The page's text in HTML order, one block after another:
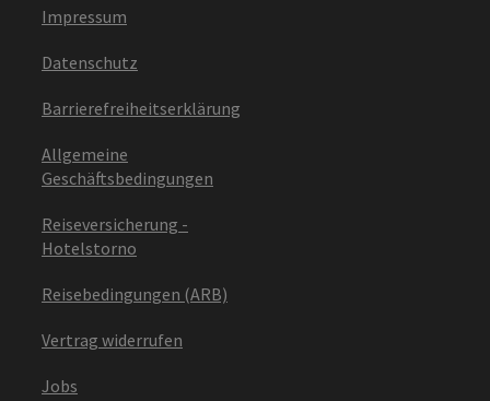
Impressum
Datenschutz
Barrierefreiheitserklärung
Allgemeine
Geschäftsbedingungen
Reiseversicherung -
Hotelstorno
Reisebedingungen (ARB)
Vertrag widerrufen
Jobs